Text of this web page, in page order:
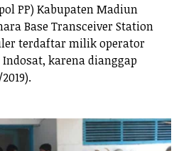
PP) Kabupaten Madiun
Base Transceiver Station
terdaftar milik operator
karena dianggap